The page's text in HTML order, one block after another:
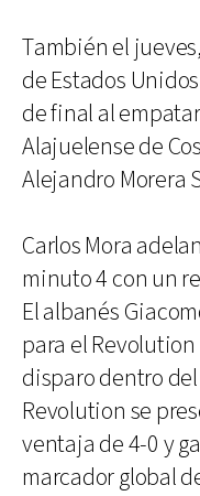
También el
de Estados
de final al
Alajuelense de
Alejandro Morera
Carlos Mora
minuto 4 con un
El albanés
para el
disparo dentro
Revolution se
ventaja de 4-0 y
marcador global